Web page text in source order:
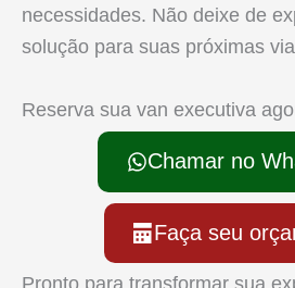
necessidades. Não deixe de
solução para suas próximas
Reserva sua van executiva
Chamar no
Faça seu